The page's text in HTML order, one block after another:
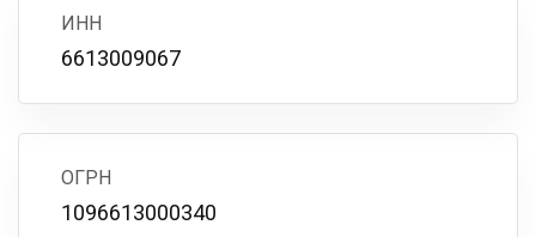
ИНН
6613009067
ОГРН
1096613000340